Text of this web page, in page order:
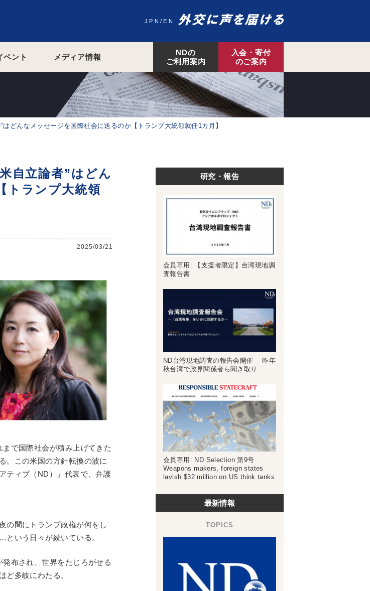
JPN EN
ベント メディア情報
NDの
ご利用案内
入会・寄付
のご案内
どんなメッセージを国際社会に送るのか【トランプ大統領就任1カ月】
自立論者”はどん
トランプ大統領
2025/03/21
で国際社会が積み上げてきた
。この米国の方針転換の波に
ティブ（ND）」代表で、弁護
の間にトランプ政権が何をし
いう日々が続いている。
布され、世界をたじろがせる
ど多岐にわたる。
研究・報告
会員専用: 【支援者限定】台湾現地調
査報告書
ND台湾現地調査の報告会開催 昨年
秋台湾で政界関係者ら聞き取り
会員専用: ND Selection 第9号
Weapons makers, foreign states
lavish $32 million on US think tanks
最新情報